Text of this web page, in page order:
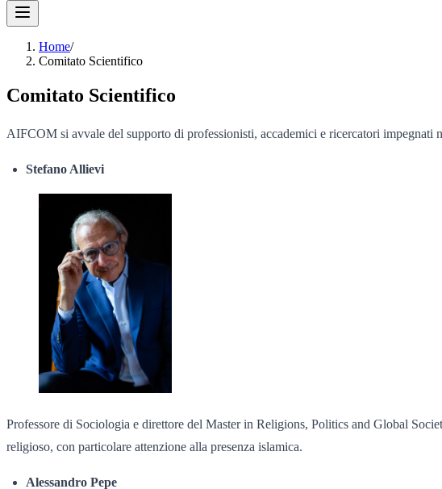
Home/
Comitato Scientifico
Comitato Scientifico
AIFCOM si avvale del supporto di professionisti, accademici e ricercatori
Stefano Allievi
Professore di Sociologia e direttore del Master in Religions, Politics and Global
religioso, con particolare attenzione alla presenza islamica.
Alessandro Pepe